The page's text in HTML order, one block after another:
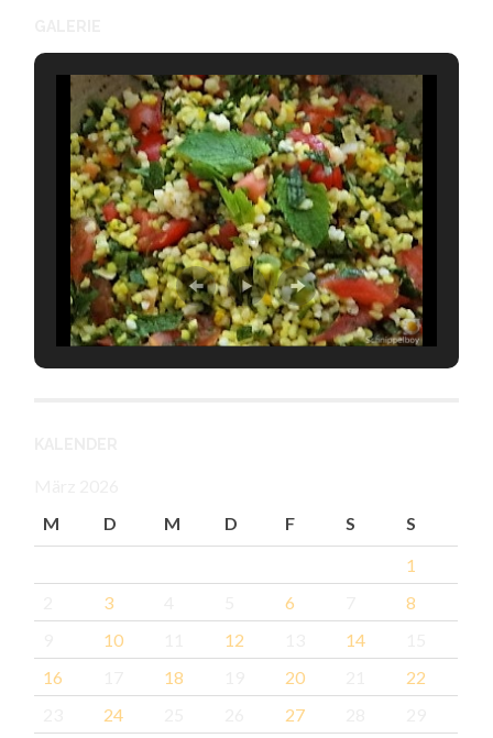
M
D M D F S
S
1
3 6
8
10 12 14
16
18 20
22
24 27